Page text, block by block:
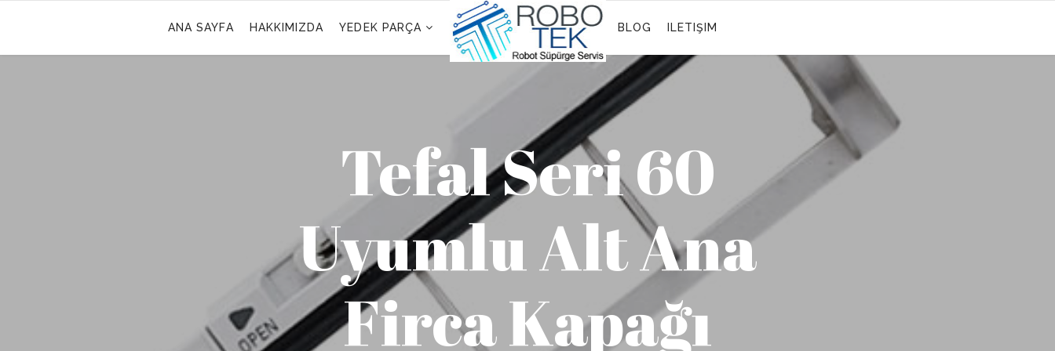
ANA SAYFA HAKKIMIZDA YEDEK PARÇA BLOG ILETIŞIM
Tefal Seri 60
Uyumlu Alt Ana
Firca Kapağı